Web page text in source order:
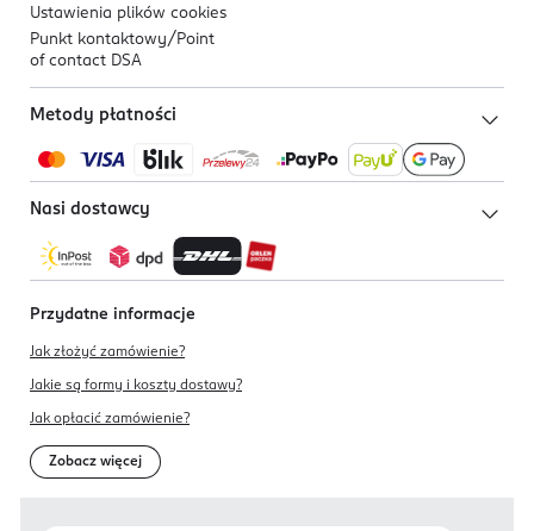
Ustawienia plików cookies
Punkt kontaktowy/ Point
of contact DSA
Metody płatności
Nasi dostawcy
Przydatne informacje
Jak złożyć zamówienie?
Jakie są formy i koszty dostawy?
Jak opłacić zamówienie?
Zobacz więcej